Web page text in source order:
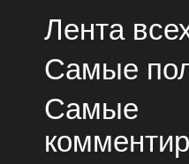
Лента
Самые
Самые